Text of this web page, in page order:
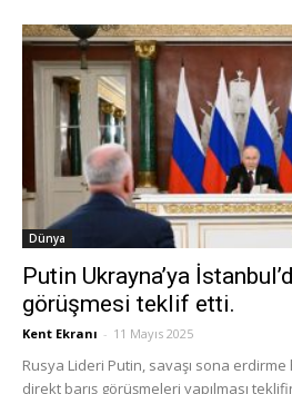
Dünya
Putin Ukrayna’ya
görüşmesi teklif etti.
Kent Ekranı - 11 Mayıs 2025
Rusya Lideri Putin, savaşı sona
direkt barış görüşmeleri yapılması